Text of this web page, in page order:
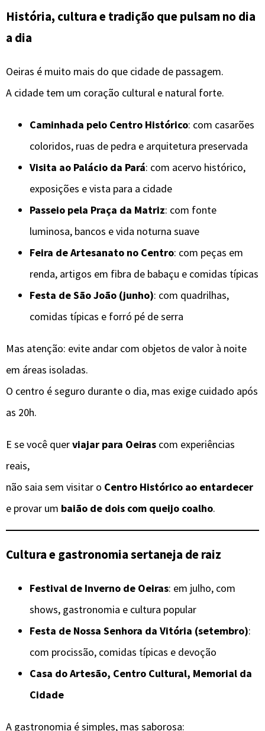
História, cultura e tradição que pulsam no dia
a dia
Oeiras é muito mais do que cidade de passagem.
A cidade tem um coração cultural e natural forte.
Caminhada pelo Centro Histórico: com casarões
coloridos, ruas de pedra e arquitetura preservada
Visita ao Palácio da Pará: com acervo histórico,
exposições e vista para a cidade
Passeio pela Praça da Matriz: com fonte
luminosa, bancos e vida noturna suave
Feira de Artesanato no Centro: com peças em
renda, artigos em fibra de babaçu e comidas típicas
Festa de São João (junho): com quadrilhas,
comidas típicas e forró pé de serra
Mas atenção: evite andar com objetos de valor à noite
em áreas isoladas.
O centro é seguro durante o dia, mas exige cuidado após
as 20h.
E se você querviajar para Oeiras com experiências
reais,
não saia sem visitar o Centro Histórico ao entardecer
e provar um baião de dois com queijo coalho.
Cultura e gastronomia sertaneja de raiz
Festival de Inverno de Oeiras: em julho, com
shows, gastronomia e cultura popular
Festa de Nossa Senhora da Vitória (setembro):
com procissão, comidas típicas e devoção
Casa do Artesão, Centro Cultural, Memorial da
Cidade
A gastronomia é simples, mas saborosa: